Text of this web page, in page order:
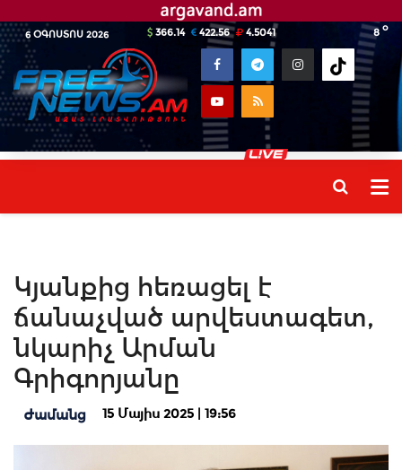
6 ՕԳՈՍՏՈՍ 2026 8 o
366.14 422.56 4.5041
Կյանքից հեռացել է
ճանաչված արվեստագետ,
նկարիչ Արման
Գրիգորյանը
Ժամանց 15 Մայիս 2025 | 19:56